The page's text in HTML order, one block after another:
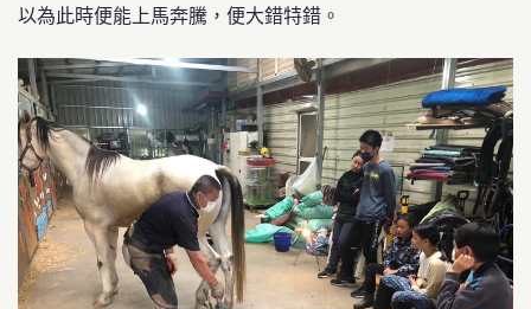
以為此時便能上馬奔騰，便大錯特錯。